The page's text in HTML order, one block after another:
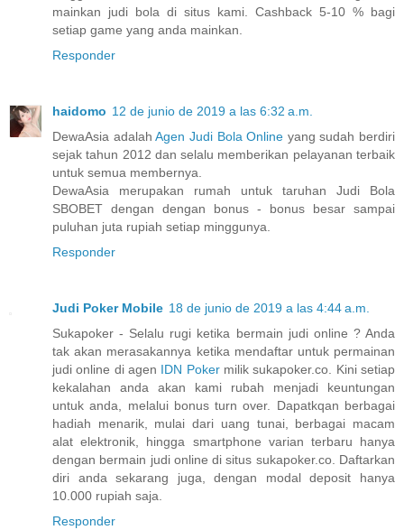
mainkan judi bola di situs kami. Cashback 5-10 % bagi
setiap game yang anda mainkan.
Responder
haidomo 12 de junio de 2019 a las 6:32 a.m.
DewaAsia adalahAgen Judi Bola Online yang sudah berdiri
sejak tahun 2012 dan selalu memberikan pelayanan terbaik
untuk semua membernya.
DewaAsia merupakan rumah untuk taruhan Judi Bola
SBOBET dengan dengan bonus - bonus besar sampai
puluhan juta rupiah setiap minggunya.
Responder
Judi Poker Mobile 18 de junio de 2019 a las 4:44 a.m.
Sukapoker - Selalu rugi ketika bermain judi online ? Anda
tak akan merasakannya ketika mendaftar untuk permainan
judi online di agen IDN Pokermilik sukapoker.co. Kini setiap
kekalahan anda akan kami rubah menjadi keuntungan
untuk anda, melalui bonus turn over. Dapatkqan berbagai
hadiah menarik, mulai dari uang tunai, berbagai macam
alat elektronik, hingga smartphone varian terbaru hanya
dengan bermain judi online di situs sukapoker.co. Daftarkan
diri anda sekarang juga, dengan modal deposit hanya
10.000 rupiah saja.
Responder